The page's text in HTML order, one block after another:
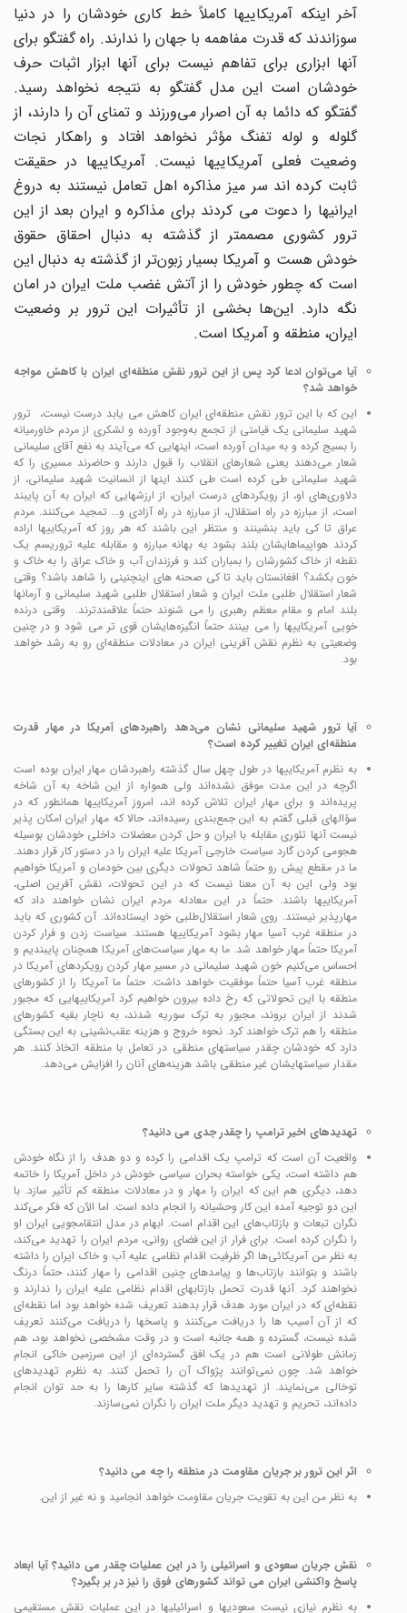
آخر اینکه آمریکاییها کاملاً خط کاری خودشان را در دنیا
سوزاندند که قدرت مفاهمه با جهان را ندارند. راه گفتگو برای
آنها ابزاری برای تفاهم نیست برای آنها ابزار اثبات حرف
خودشان است این مدل گفتگو به نتیجه نخواهد رسید.
گفتگو که دائما به آن اصرار می‌ورزند و تمنای آن را دارند، از
گلوله و لوله تفنگ مؤثر نخواهد افتاد و راهکار نجات
وضعیت فعلی آمریکاییها نیست. آمریکاییها در حقیقت
ثابت کرده اند سر میز مذاکره اهل تعامل نیستند به دروغ
ایرانیها را دعوت می کردند برای مذاکره و ایران بعد از این
ترور کشوری مصممتر از گذشته به دنبال احقاق حقوق
خودش هست و آمریکا بسیار زبون‌تر از گذشته به دنبال این
است که چطور خودش را از آتش غضب ملت ایران در امان
نگه دارد. این‌ها بخشی از تأثیرات این ترور بر وضعیت
ایران، منطقه و آمریکا است.
آیا می‌توان ادعا کرد پس از این ترور نقش منطقه‌ای ایران با کاهش مواجه
خواهد شد؟
این که با این ترور نقش منطقه‌ای ایران کاهش می یابد درست نیست، ترور
شهید سلیمانی یک قیامتی از تجمع به‌وجود آورده و لشکری از مردم خاورمیانه
را بسیج کرده و به میدان آورده است، اینهایی که می‌آیند به نفع آقای سلیمانی
شعار می‌دهند یعنی شعارهای انقلاب را قبول دارند و حاضرند مسیری را که
شهید سلیمانی طی کرده است طی کنند اینها از انسانیت شهید سلیمانی، از
دلاوری‌های او، از رویکردهای درست ایران، از ارزشهایی که ایران به آن پایبند
است، از مبارزه در راه استقلال، از مبارزه در راه آزادی و... تمجید می‌کنند. مردم
عراق تا کی باید بنشینند و منتظر این باشند که هر روز که آمریکاییها اراده
کردند هواپیماهایشان بلند بشود به بهانه مبارزه و مقابله علیه تروریسم یک
نقطه از خاک کشورشان را بمباران کند و فرزندان آب و خاک عراق را به خاک و
خون بکشد؟ افغانستان باید تا کی صحنه های اینچنینی را شاهد باشد؟ وقتی
شعار استقلال طلبی ملت ایران و شعار استقلال طلبی شهید سلیمانی و آرمانها
بلند امام و مقام معظم رهبری را می شنوند حتماً علاقمندترند. وقتی درنده
خویی آمریکاییها را می‌ بینند حتماً انگیزه‌هایشان قوی تر می شود و در چنین
وضعیتی به نظرم نقش آفرینی ایران در معادلات منطقه‌ای رو به رشد خواهد
بود.
آیا ترور شهید سلیمانی نشان می‌دهد راهبردهای آمریکا در مهار قدرت
منطقه‌ای ایران تغییر کرده است؟
به نظرم آمریکاییها در طول چهل سال گذشته راهبردشان مهار ایران بوده است
اگرچه در این مدت موفق نشده‌اند ولی همواره از این شاخه به آن شاخه
پریده‌اند و برای مهار ایران تلاش کرده اند، امروز آمریکاییها همانطور که در
سؤالهای قبلی گفتم به این جمع‌بندی رسیده‌اند، حالا که مهار ایران امکان پذیر
نیست آنها تئوری مقابله با ایران و حل کردن معضلات داخلی خودشان بوسیله
هجومی کردن گارد سیاست خارجی آمریکا علیه ایران را در دستور کار قرار دهند.
ما در مقطع پیش رو حتماً شاهد تحولات دیگری بین خودمان و آمریکا خواهیم
بود ولی این به آن معنا نیست که در این تحولات، نقش آفرین اصلی،
آمریکاییها باشند. حتماً در این معادله مردم ایران نشان خواهند داد که
مهارپذیر نیستند. روی شعار استقلال‌طلبی خود ایستاده‌اند. آن کشوری که باید
در منطقه غرب آسیا مهار بشود آمریکاییها هستند. سیاست زدن و فرار کردن
آمریکا حتماً مهار خواهد شد. ما به مهار سیاست‌های آمریکا همچنان پایبندیم و
احساس می‌کنیم خون شهید سلیمانی در مسیر مهار کردن رویکردهای آمریکا در
منطقه غرب آسیا حتماً موفقیت خواهد داشت. حتماً ما آمریکا را از کشورهای
منطقه با این تحولاتی که رخ داده بیرون خواهیم کرد آمریکاییهایی که مجبور
شدند از ایران بروند، مجبور به ترک سوریه شدند، به ناچار بقیه کشورهای
منطقه را هم ترک خواهند کرد. نحوه خروج و هزینه عقب‌نشینی به این بستگی
دارد که خودشان چقدر سیاستهای منطقی در تعامل با منطقه اتخاذ کنند. هر
مقدار سیاستهایشان غیر منطقی باشد هزینه‌های آنان را افزایش می‌دهد.
تهدیدهای اخیر ترامپ را چقدر جدی می دانید؟
واقعیت آن است که ترامپ یک اقدامی را کرده و دو هدف را از نگاه خودش
هم داشته است، یکی خواسته بحران سیاسی خودش در داخل آمریکا را خاتمه
دهد، دیگری هم این که ایران را مهار و در معادلات منطقه کم تأثیر سازد. با
این دو توجیه آمده این کار وحشیانه را انجام داده است. اما الآن که فکر می‌کند
نگران تبعات و بازتاب‌های این اقدام است. ابهام در مدل انتقامجویی ایران او
را نگران کرده است. برای فرار از این فضای روانی، مردم ایران را تهدید می‌کند،
به نظر من آمریکائی‌ها اگر ظرفیت اقدام نظامی علیه آب و خاک ایران را داشته
باشند و بتوانند بازتاب‌ها و پیامدهای چنین اقدامی را مهار کنند، حتماً درنگ
نخواهند کرد. آنها قدرت تحمل بازتابهای اقدام نظامی علیه ایران را ندارند و
نقطه‌ای که در ایران مورد هدف قرار بدهند تعریف شده خواهد بود اما نقطه‌ای
که از آن آسیب ها را دریافت می‌کنند و پاسخها را دریافت می‌کنند تعریف
شده نیست، گسترده و همه جانبه است و در وقت مشخصی نخواهد بود، هم
زمانش طولانی است هم در یک افق گسترده‌ای از این سرزمین خاکی انجام
خواهد شد. چون نمی‌توانند پژواک آن را تحمل کنند. به نظرم تهدیدهای
توخالی می‌نمایند. از تهدیدها که گذشته سایر کارها را به حد توان انجام
داده‌اند، تحریم و تهدید دیگر ملت ایران را نگران نمی‌سازند.
اثر این ترور بر جریان مقاومت در منطقه را چه می دانید؟
به نظر من این به تقویت جریان مقاومت خواهد انجامید و نه غیر از این.
نقش جریان سعودی و اسرائیلی را در این عملیات چقدر می دانید؟ آیا ابعاد
پاسخ واکنشی ایران می تواند کشورهای فوق را نیز در بر بگیرد؟
به نظرم نیازی نیست سعودیها و اسرائیلیها در این عملیات نقش مستقیمی